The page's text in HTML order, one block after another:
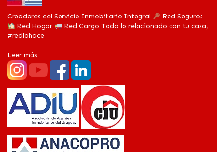
Creadores del Servicio Inmobiliario Integral
Red Seguros
Red Hogar
Red Cargo Todo lo relacionado con tu casa,
#redlohace
Leer más